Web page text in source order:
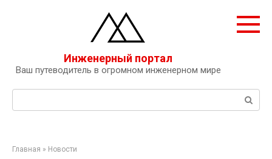
Инженерный портал
Ваш путеводитель в огромном инженерном мире
Поиск:
Главная » Новости